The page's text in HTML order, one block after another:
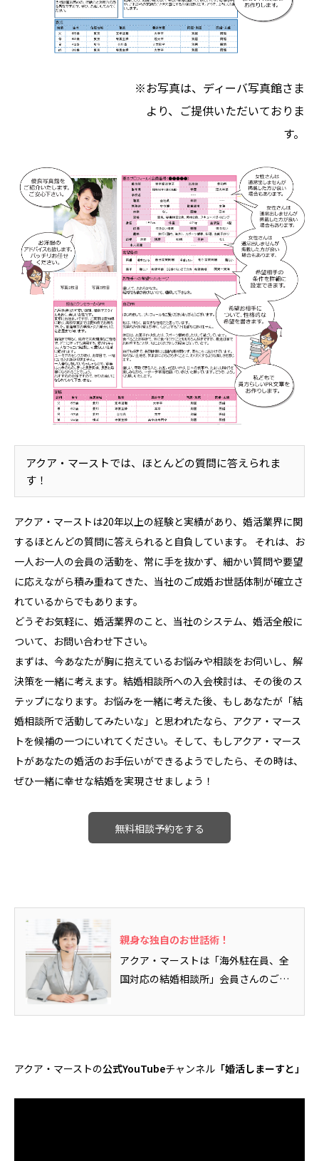
※お写真は、ディーバ写真館さま
より、ご提供いただいておりま
す。
アクア・マーストでは、ほとんどの質問に答えられま
す！
アクア・マーストは20年以上の経験と実績があり、婚活業界に関
するほとんどの質問に答えられると自負しています。 それは、お
一人お一人の会員の活動を、常に手を抜かず、細かい質問や要望
に応えながら積み重ねてきた、当社のご成婚お世話体制が確立さ
れているからでもあります。
どうぞお気軽に、婚活業界のこと、当社のシステム、婚活全般に
ついて、お問い合わせ下さい。
まずは、今あなたが胸に抱えているお悩みや相談をお伺いし、解
決策を一緒に考えます。結婚相談所への入会検討は、その後のス
テップになります。お悩みを一緒に考えた後、もしあなたが「結
婚相談所で活動してみたいな」と思われたなら、アクア・マース
トを候補の一つにいれてください。そして、もしアクア・マース
トがあなたの婚活のお手伝いができるようでしたら、その時は、
ぜひ一緒に幸せな結婚を実現させましょう！
無料相談予約をする
親身な独自のお世話術！
アクア・マーストは「海外駐在員、全
国対応の結婚相談所」会員さんのご活
アクア・マーストの公式YouTubeチャンネル 「婚活しまーすと」